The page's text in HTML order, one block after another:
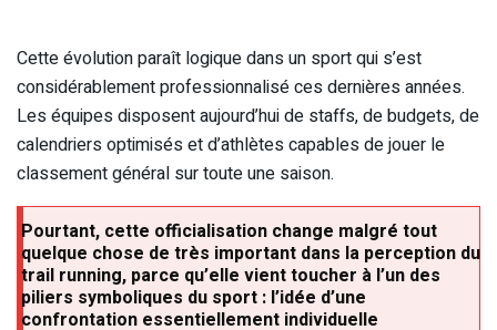
Cette évolution paraît logique dans un sport qui s’est
considérablement professionnalisé ces dernières années.
Les équipes disposent aujourd’hui de staffs, de budgets, de
calendriers optimisés et d’athlètes capables de jouer le
classement général sur toute une saison.
Pourtant, cette officialisation change malgré tout
quelque chose de très important dans la perception du
trail running, parce qu’elle vient toucher à l’un des
piliers symboliques du sport : l’idée d’une
confrontation essentiellement individuelle